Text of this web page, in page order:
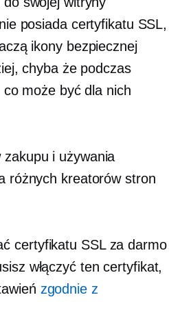
posiada certyfikatu SSL,
ikony bezpiecznej
chyba że podczas
może być dla nich
i używania
różnych kreatorów stron
certyfikatu SSL za darmo
włączyć ten certyfikat,
zgodnie z